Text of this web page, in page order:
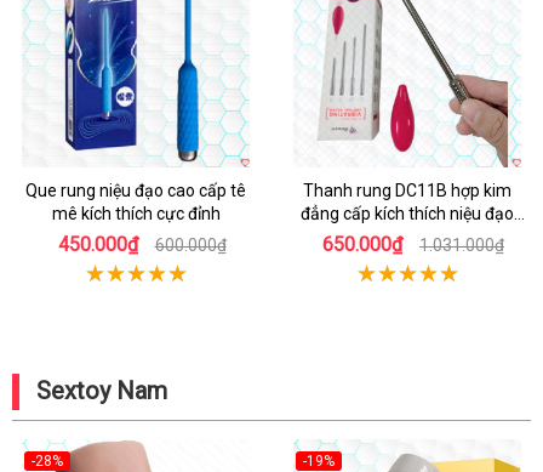
Que rung niệu đạo cao cấp tê
mê kích thích cực đỉnh
450.000₫ 600.000₫
Thanh rung DC11B hợp kim
đẳng cấp kích thích niệu đạo
mạnh mẽ
650.000₫ 1.031.000₫
Sextoy Nam
-28%
-19%